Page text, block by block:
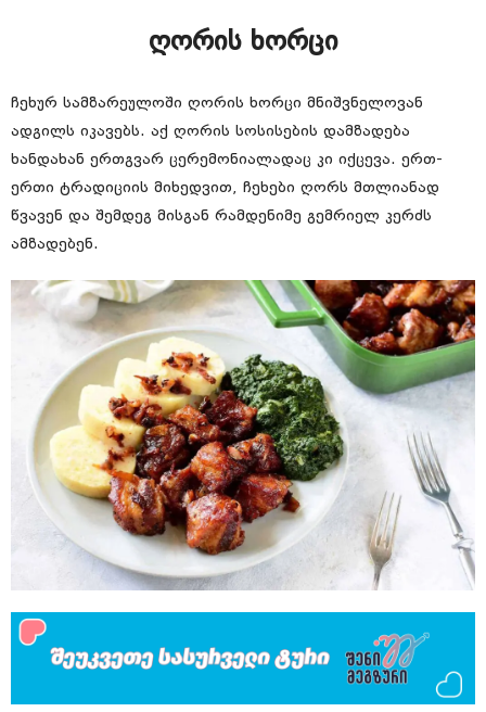
ღორის ხორცი
ჩეხურ სამზარეულოში ღორის ხორცი მნიშვნელოვან
ადგილს იკავებს. აქ ღორის სოსისების დამზადება
ხანდახან ერთგვარ ცერემონიალადაც კი იქცევა. ერთ-
ერთი ტრადიციის მიხედვით, ჩეხები ღორს მთლიანად
წვავენ და შემდეგ მისგან რამდენიმე გემრიელ კერძს
ამზადებენ.